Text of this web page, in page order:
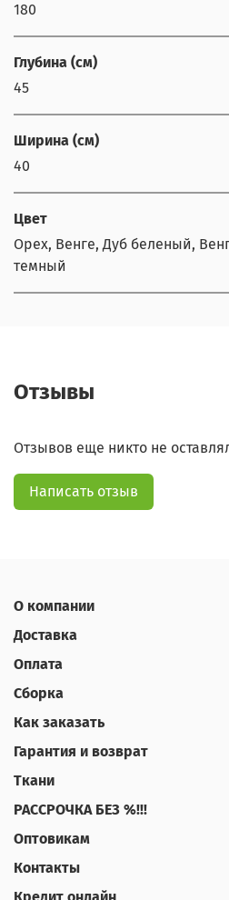
180
Глубина (см)
45
Ширина (см)
40
Цвет
Орех, Венге, Дуб беленый,
темный
Отзывы
Отзывов еще никто не
Написать отзыв
О компании
Доставка
Оплата
Сборка
Как заказать
Гарантия и возврат
Ткани
РАССРОЧКА БЕЗ %!!!
Оптовикам
Контакты
Кредит онлайн